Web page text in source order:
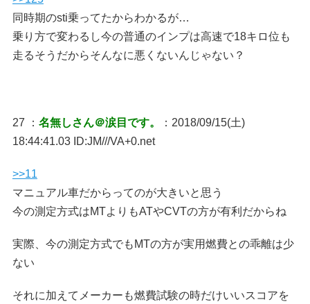
同時期のsti乗ってたからわかるが…
乗り方で変わるし今の普通のインプは高速で18キロ位も
走るそうだからそんなに悪くないんじゃない？
27 ： 名無しさん＠涙目です。
：2018/09/15(土)
18:44:41.03 ID:JM///VA+0.net
>>11
マニュアル車だからってのが大きいと思う
今の測定方式はMTよりもATやCVTの方が有利だからね
実際、今の測定方式でもMTの方が実用燃費との乖離は少
ない
それに加えてメーカーも燃費試験の時だけいいスコアを